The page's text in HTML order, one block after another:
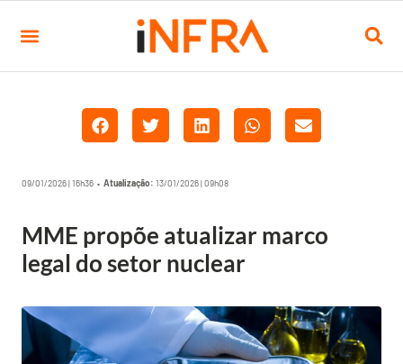
09/01/2026 | 16h36 • Atualização: 13/01/2026 | 09h08
MME propõe atualizar marco
legal do setor nuclear